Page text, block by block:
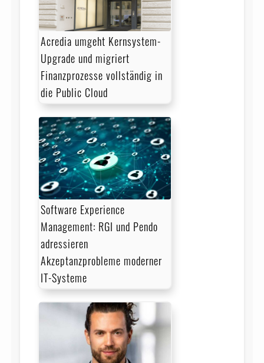
Acredia umgeht Kernsystem-
Upgrade und migriert
Finanzprozesse vollständig in
die Public Cloud
Software Experience
Management: RGI und Pendo
adressieren
Akzeptanzprobleme moderner
IT-Systeme